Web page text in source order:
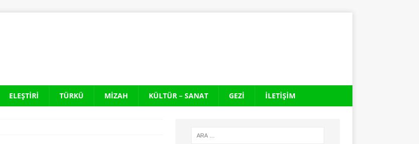
ELEŞTIRI TÜRKÜ MIZAH KÜLTÜR – SANAT GEZI İLETIŞIM